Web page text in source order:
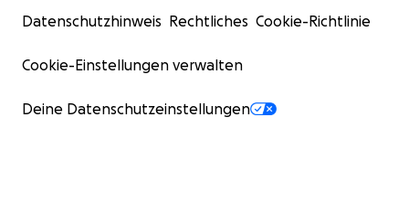
Datenschutzhinweis Rechtliches Cookie-Richtlinie
Cookie-Einstellungen verwalten
Deine Datenschutzeinstellungen